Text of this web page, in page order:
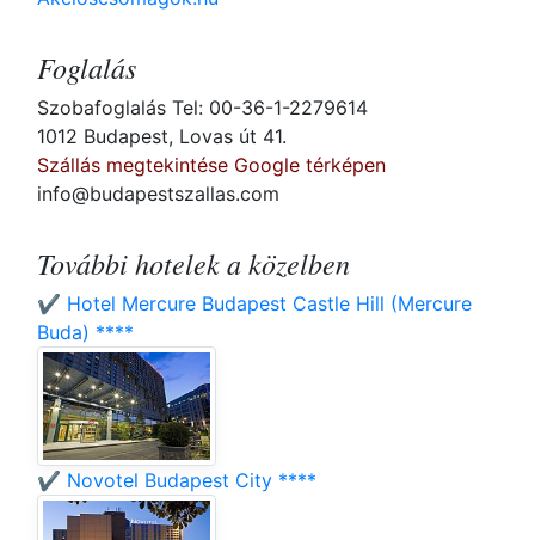
Foglalás
Szobafoglalás Tel: 00-36-1-2279614
1012 Budapest, Lovas út 41.
Szállás megtekintése Google térképen
info@budapestszallas.com
További hotelek a közelben
✔️ Hotel Mercure Budapest Castle Hill (Mercure
Buda) ****
✔️ Novotel Budapest City ****